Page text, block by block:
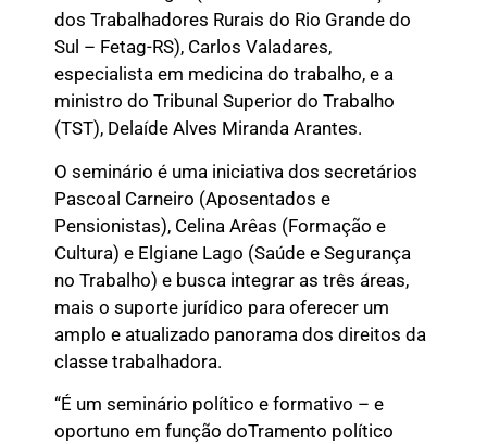
dos Trabalhadores Rurais do Rio Grande do
Sul – Fetag-RS), Carlos Valadares,
especialista em medicina do trabalho, e a
ministro do Tribunal Superior do Trabalho
(TST), Delaíde Alves Miranda Arantes.
O seminário é uma iniciativa dos secretários
Pascoal Carneiro (Aposentados e
Pensionistas), Celina Arêas (Formação e
Cultura) e Elgiane Lago (Saúde e Segurança
no Trabalho) e busca integrar as três áreas,
mais o suporte jurídico para oferecer um
amplo e atualizado panorama dos direitos da
classe trabalhadora.
“É um seminário político e formativo – e
oportuno em função doTramento político